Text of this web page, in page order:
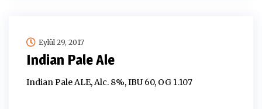
Eylül 29, 2017
Indian Pale Ale
Indian Pale ALE, Alc. 8%, IBU 60, OG 1.107